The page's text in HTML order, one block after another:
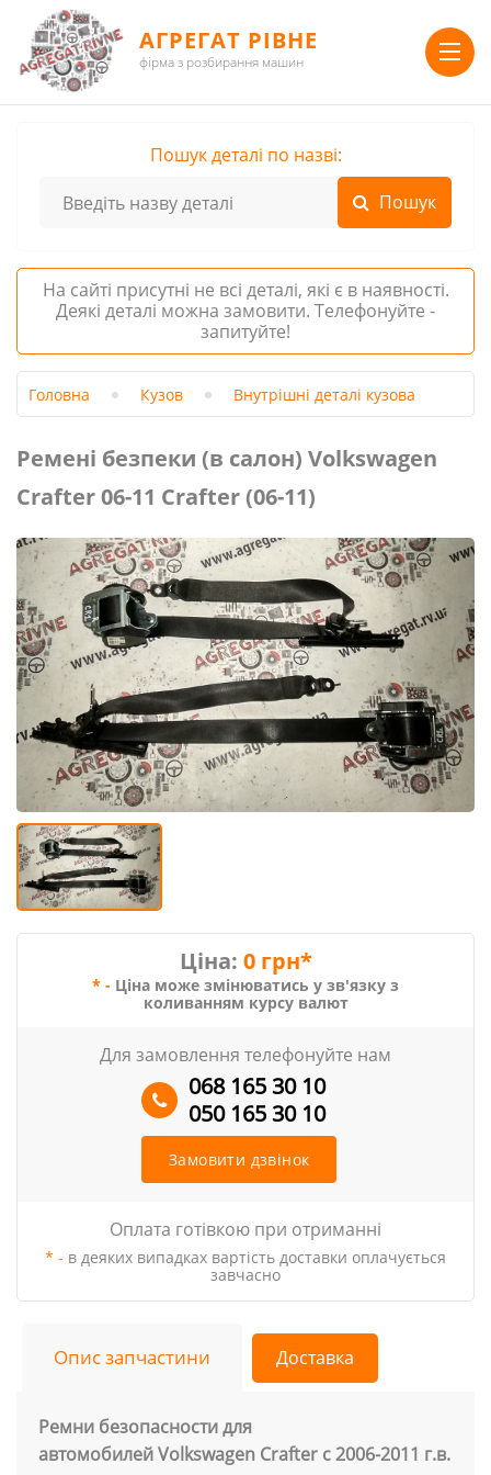
АГРЕГАТ РІВНЕ
фірма з розбирання машин
Пошук деталі по назві:
На сайті присутні не всі деталі, які є в наявності.
Деякі деталі можна замовити. Телефонуйте -
запитуйте!
Головна Кузов Внутрішні деталі кузова
Ремені безпеки (в салон) Volkswagen
Crafter 06-11 Crafter (06-11)
Ціна: 0 грн*
* - Ціна може змінюватись у зв'язку з
коливанням курсу валют
Для замовлення телефонуйте нам
068 165 30 10
050 165 30 10
Замовити дзвінок
Оплата готівкою при отриманні
* - в деяких випадках вартість доставки оплачується
завчасно
Опис запчастини Доставка
Ремни безопасности для
автомобилей Volkswagen Crafter с 2006-2011 г.в.